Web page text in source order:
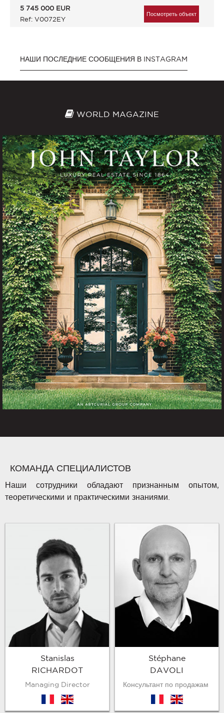
5 745 000 EUR
Ref: V0072EY
Посмотреть объект
НАШИ ПОСЛЕДНИЕ СООБЩЕНИЯ В INSTAGRAM
WORLD MAGAZINE
КОМАНДА СПЕЦИАЛИСТОВ
Наши сотрудники обладают признанным опытом,
теоретическими и практическими знаниями.
Stanislas
RICHARDOT
Managing Director
en
Stéphane
DAVOLI
Консультант по продажам
en